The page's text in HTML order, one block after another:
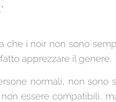
che i noir non sono
apprezzare il genere.
normali, non sono
essere compatibili,